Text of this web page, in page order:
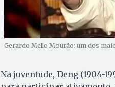
Gerardo Mello Mourão: um dos
Na juventude, Deng (1904-